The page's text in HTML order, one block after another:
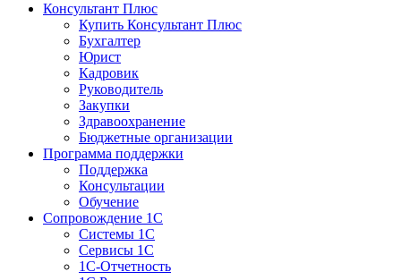
Консультант Плюс
Купить Консультант Плюс
Бухгалтер
Юрист
Кадровик
Руководитель
Закупки
Здравоохранение
Бюджетные организации
Программа поддержки
Поддержка
Консультации
Обучение
Сопровождение 1С
Системы 1С
Сервисы 1С
1C-Отчетность